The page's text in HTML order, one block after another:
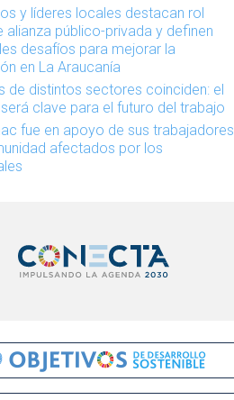
y líderes locales destacan rol
alianza público-privada y definen
desafíos para mejorar la
en La Araucanía
de distintos sectores coinciden: el
clave para el futuro del trabajo
fue en apoyo de sus trabajadores
afectados por los